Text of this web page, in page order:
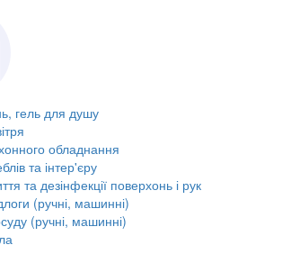
гель для душу
обладнання
та інтер'єру
та дезінфекції поверхонь і рук
(ручні, машинні)
(ручні, машинні)